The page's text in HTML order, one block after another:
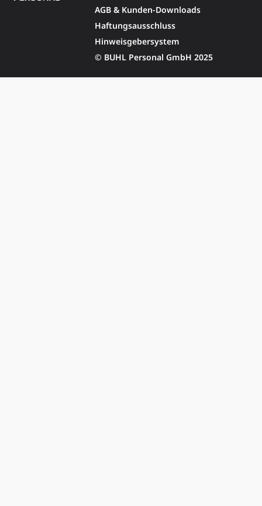
AGB & Kunden-Downloads
Haftungsausschluss
Hinweisgebersystem
© BUHL Personal GmbH 2025